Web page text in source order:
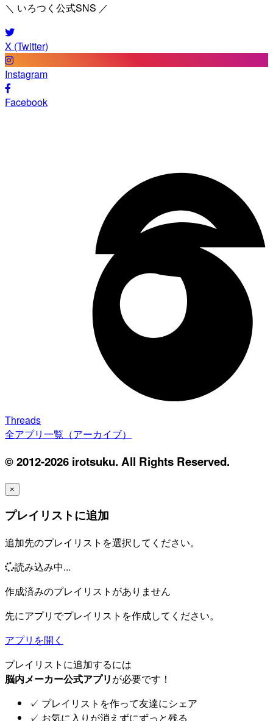
＼ いろつく公式SNS ／
X (Twitter)
Instagram
Facebook
Threads
全アプリ一覧（アーカイブ）
© 2012-2026 irotsuku. All Rights Reserved.
×
プレイリストに追加
追加先のプレイリストを選択してください。
読み込み中...
作成済みのプレイリストがありません
先にアプリでプレイリストを作成してください。
アプリを開く
プレイリストに追加するには
脳内メーカー公式アプリが必要です！
✓ プレイリストを作って友達にシェア
✓ お気に入りが消えずにずっと残る